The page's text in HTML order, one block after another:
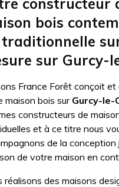
constructeur
bois
sur Gurcy-
France Forêt conçoit
maison bois sur Gurcy-le-
constructeurs de
et à ce titre nous
de la conception
de votre maison en
réalisons des maisons